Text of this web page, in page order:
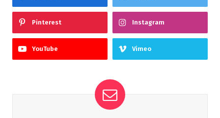
Pinterest Instagram
YouTube Vimeo